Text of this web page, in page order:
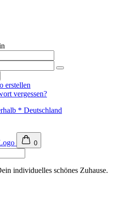
erstellen
vergessen?
* Deutschland
0
individuelles schönes Zuhause.